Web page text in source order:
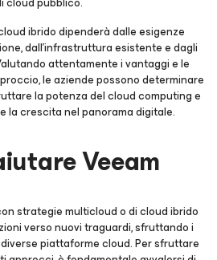
ibrido dipenderà dalle esigenze
dall'infrastruttura esistente e dagli
attentamente i vantaggi e le
le aziende possono determinare
la potenza del cloud computing e
la crescita nel panorama digitale.
Veeam
strategie multicloud o di cloud ibrido
verso nuovi traguardi, sfruttando i
piattaforme cloud. Per sfruttare